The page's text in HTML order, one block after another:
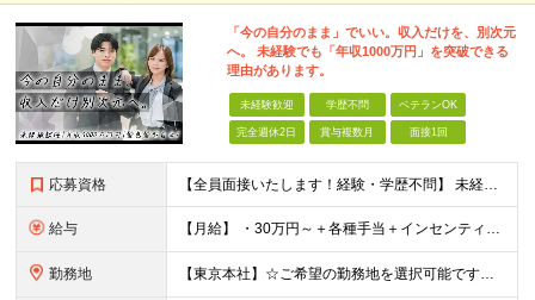
「今の自分のまま」でいい。収入だけを、別次元
へ。 未経験でも「年収1000万円」を突破できる
理由があります。
未経験歓迎 学歴不問 ベテランOK
完全週休2日 賞与複数月 面接1回
応募資格 【全員面接いたします！経験・学歴不問】 未経験から稼ぎたい人＜第二新卒・社会人デビュー歓迎＞ ☆職種・業種未経験歓迎！未経験から稼げる環境です。 ◇人柄・意欲重視の選考！◇ 面接はお互いのことを知
給与 【月給】 ・30万円～＋各種手当＋インセンティブ ・試用期間(6ヶ月) ※固定残業代は、時間外労働の有無に関わらず月34時間分を月5.6万円支給 ※上記を超える時間外労働分は追加で支給 ※試用期間中の
勤務地 【東京本社】☆ご希望の勤務地を選択可能です！U・Iターン歓迎 〒171-0021 東京都豊島区西池袋２丁目３９－８ ■新宿営業所 「新宿御苑前駅」より徒歩5分、「新宿三丁目駅」より徒歩8分 東京都新